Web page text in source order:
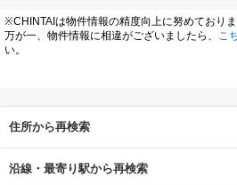
※CHINTAIは物件情報の精度向上に努めておりま
万が一、物件情報に相違がございましたら、
こ
い。
住所から再検索
沿線・最寄り駅から再検索